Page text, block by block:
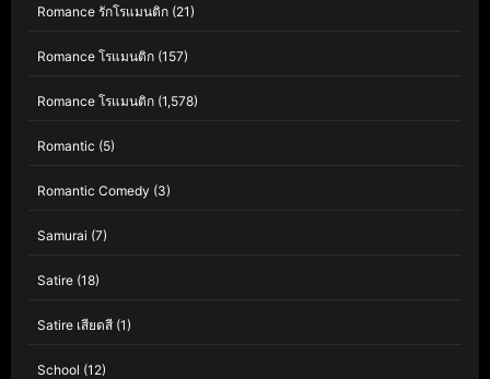
Romance รักโรแมนติก (21)
Romance โรแมนติก (157)
Romance โรแมนติก (1,578)
Romantic (5)
Romantic Comedy (3)
Samurai (7)
Satire (18)
Satire เสียดสี (1)
School (12)